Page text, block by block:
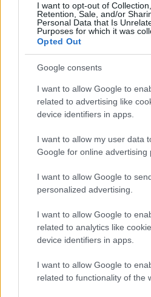
I want to opt-out of
Retention, Sale, and/or
Personal Data that Is
Purposes for which it was
Opted Out
Google consents
I want to allow Google to
related to advertising like
device identifiers in apps.
I want to allow my user data
Google for online advertising
I want to allow Google to
personalized advertising.
I want to allow Google to
related to analytics like
device identifiers in apps.
I want to allow Google to
related to functionality of the
PRENOR Kertészeti és
Parképítő Kft. növényei
Tulajdonság hozzáadása